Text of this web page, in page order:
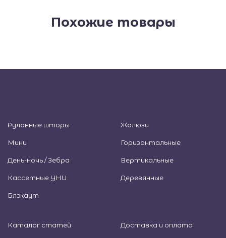
Похожие товары
Рулонные шторы
Мини
День-ночь / Зебра
Кассетные УНИ
Блэкаут
Жалюзи
Горизонтальные
Вертикальные
Деревянные
Каталог статей Доставка и оплата